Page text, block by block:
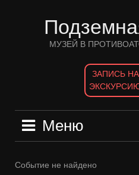
МУЗЕЙ В
ЗАПИСЬ НА
Меню
Событие не найдено